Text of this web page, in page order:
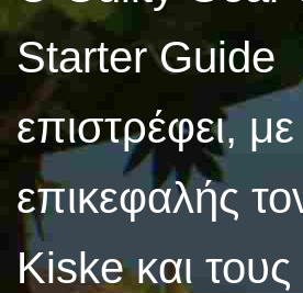
Starter Guide
επιστρέφει, με
επικεφαλής
Kiske και τους